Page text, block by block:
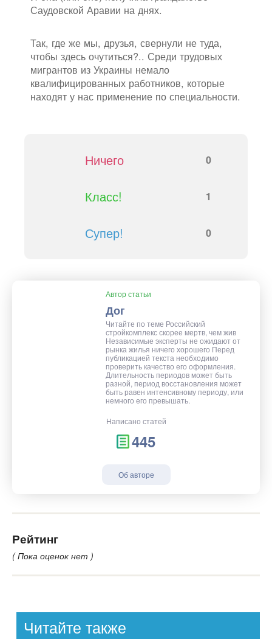
Саудовской Аравии на днях.
Так, где же мы, друзья, свернули не туда,
чтобы здесь очутиться?.. Среди трудовых
мигрантов из Украины немало
квалифицированных работников, которые
находят у нас применение по специальности.
Ничего 0
Класс! 1
Супер! 0
Автор статьи
Дог
Читайте по теме Российский
стройкомплекс скорее мертв, чем жив
Независимые эксперты не ожидают от
рынка жилья ничего хорошего Перед
публикацией текста необходимо
проверить качество его оформления.
Длительность периодов может быть
разной, период восстановления может
быть равен интенсивному периоду, или
немного его превышать.
Написано статей
445
Об авторе
Рейтинг
( Пока оценок нет )
Читайте также